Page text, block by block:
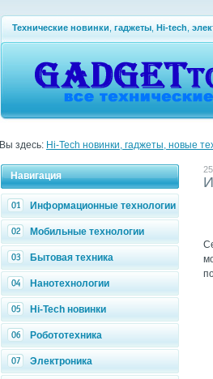
Технические новинки гаджеты Hi-tech
Вы здесь: Hi-Tech новинки, гаджеты, новые
Навигация
Информационные технологии
Мобильные технологии
Бытовая техника
Нанотехнологии
Hi-Tech новинки
Робототехника
Электроника